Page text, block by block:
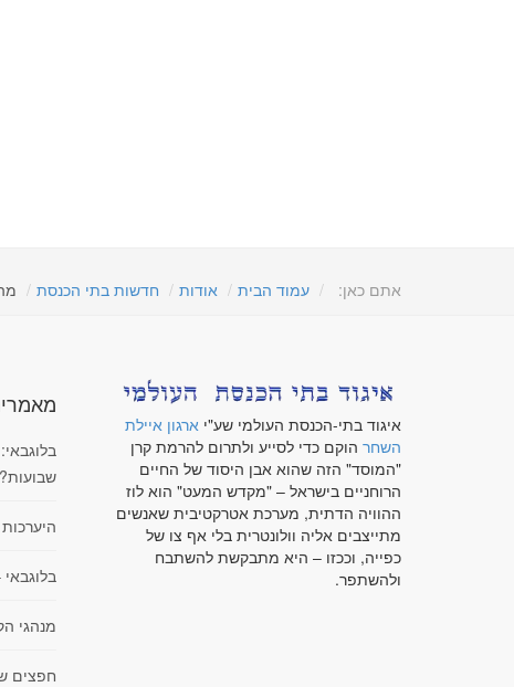
אתם כאן: עמוד הבית אודות חדשות בתי הכנסת
איגוד בתי-הכנסת העולמי שע"י ארגון איילת
השחר הוקם כדי לסייע ולתרום להרמת קרן
"המוסד" הזה שהוא אבן היסוד של החיים
הרוחניים בישראל – "מקדש המעט" הוא לוז
ההוויה הדתית, מערכת אטרקטיבית שאנשים
מתייצבים אליה וולונטרית בלי אף צו של
כפייה, וככזו – היא מתבקשת להשתבח
ולהשתפר.
שבועות?
מנהגי
חפצים